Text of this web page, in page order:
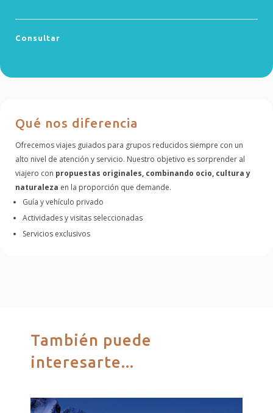
Consultar
Qué nos diferencia
Ofrecemos viajes guiados para grupos reducidos siempre con un
alto nivel de atención y servicio. Nuestro objetivo es sorprender al
viajero con propuestas originales, combinando ocio, cultura y
naturaleza en la proporción que demande.
Guía y vehículo privado
Actividades y visitas seleccionadas
Servicios exclusivos
También puede
interesarte...